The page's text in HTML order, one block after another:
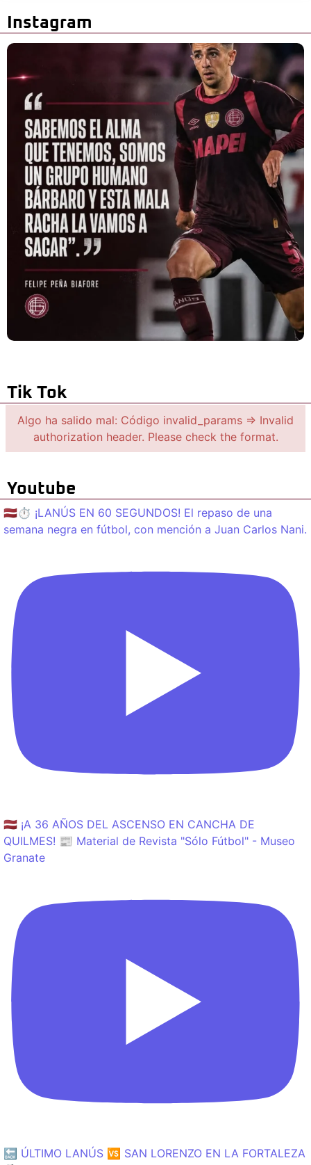
Instagram
Tik Tok
Algo ha salido mal: Código invalid_params => Invalid
authorization header. Please check the format.
Youtube
🇱🇻⏱️ ¡LANÚS EN 60 SEGUNDOS! El repaso de una
semana negra en fútbol, con mención a Juan Carlos Nani.
🇱🇻 ¡A 36 AÑOS DEL ASCENSO EN CANCHA DE
QUILMES! 📰 Material de Revista "Sólo Fútbol" - Museo
Granate
🔙 ÚLTIMO LANÚS 🆚 SAN LORENZO EN LA FORTALEZA